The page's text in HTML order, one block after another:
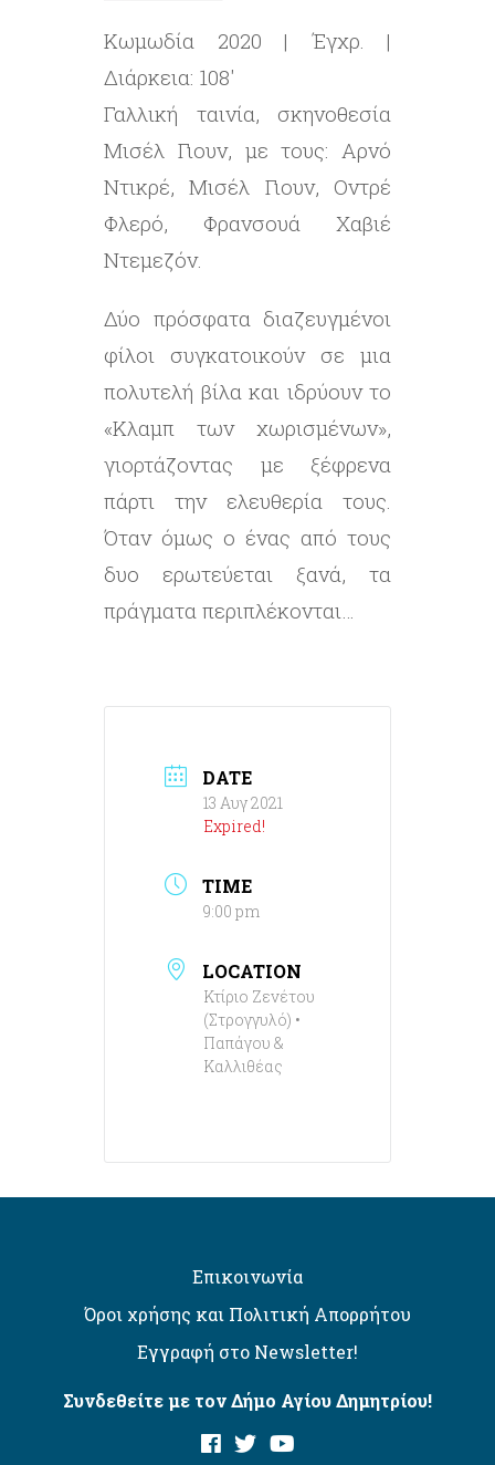
Κωμωδία 2020 | Έγχρ. |
Διάρκεια: 108′
Γαλλική ταινία, σκηνοθεσία
Μισέλ Γιουν, με τους: Αρνό
Ντικρέ, Μισέλ Γιουν, Οντρέ
Φλερό, Φρανσουά Χαβιέ
Ντεμεζόν.
Δύο πρόσφατα διαζευγμένοι
φίλοι συγκατοικούν σε μια
πολυτελή βίλα και ιδρύουν το
«Κλαμπ των χωρισμένων»,
γιορτάζοντας με ξέφρενα
πάρτι την ελευθερία τους.
Όταν όμως ο ένας από τους
δυο ερωτεύεται ξανά, τα
πράγματα περιπλέκονται…
DATE
13 Αυγ 2021
Expired!
TIME
9:00 pm
LOCATION
Κτίριο Ζενέτου
(Στρογγυλό) •
Παπάγου &
Καλλιθέας
Επικοινωνία
Όροι χρήσης και Πολιτική Απορρήτου
Εγγραφή στο Newsletter!
Συνδεθείτε με τον Δήμο Αγίου Δημητρίου!